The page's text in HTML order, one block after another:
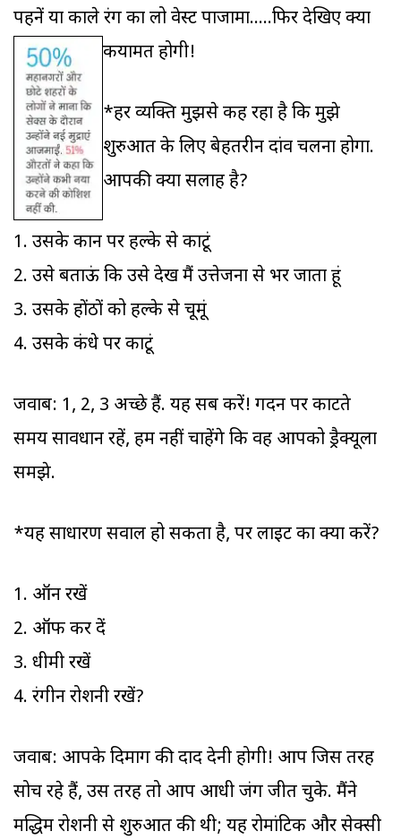
पहनें या काले रंग का लो वेस्ट पाजामा.....फिर देखिए क्या
कयामत होगी!
*हर व्यक्ति मुझसे कह रहा है कि मुझे
शुरुआत के लिए बेहतरीन दांव चलना होगा.
आपकी क्या सलाह है?
1. उसके कान पर हल्के से काटूं
2. उसे बताऊं कि उसे देख मैं उत्तेजना से भर जाता हूं
3. उसके होंठों को हल्के से चूमूं
4. उसके कंधे पर काटूं
जवाब: 1, 2, 3 अच्छे हैं. यह सब करें! गर्दन पर काटते
समय सावधान रहें, हम नहीं चाहेंगे कि वह आपको ड्रैक्यूला
समझे.
*यह साधारण सवाल हो सकता है, पर लाइट का क्या करें?
1. ऑन रखें
2. ऑफ कर दें
3. धीमी रखें
4. रंगीन रोशनी रखें?
जवाब: आपके दिमाग की दाद देनी होगी! आप जिस तरह
सोच रहे हैं, उस तरह तो आप आधी जंग जीत चुके. मैंने
मद्धिम रोशनी से शुरुआत की थी; यह रोमांटिक और सेक्सी